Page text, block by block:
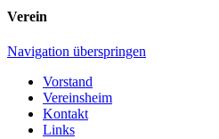
Verein
Navigation überspringen
Vorstand
Vereinsheim
Kontakt
Links